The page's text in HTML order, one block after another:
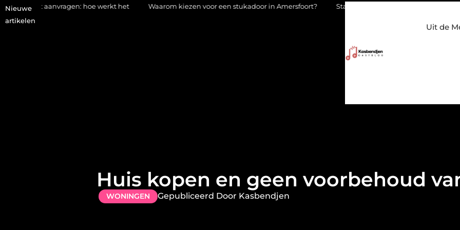
Nieuwe
artikelen
hoe werkt het Waarom kiezen voor een stukadoor in Amersfoort? Staalconstructiebedrijf Molenschot: vakmanschap in
Uit de
Huis kopen en geen voorbehoud
WONINGEN Gepubliceerd Door Kasbendjen